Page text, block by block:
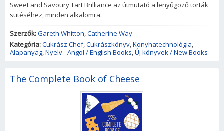
Sweet and Savoury Tart Brilliance az útmutató a lenyűgöző torták
sütéséhez, minden alkalomra.
Szerzők:Gareth Whitton,Catherine Way
Kategória:Cukrász Chef,Cukrászkönyv,Konyhatechnológia,
Alapanyag,Nyelv - Angol / English Books,Új könyvek / New Books
The Complete Book of Cheese